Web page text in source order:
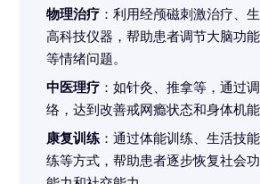
物理治疗 ：利用经颅磁刺激治疗、
高科技仪器，帮助患者调节大脑功
等情绪问题。
中医理疗 ：如针灸、推拿等，通过
络，达到改善戒网瘾状态和身体机能
康复训练 ：通过体能训练、生活技
练等方式，帮助患者逐步恢复社会